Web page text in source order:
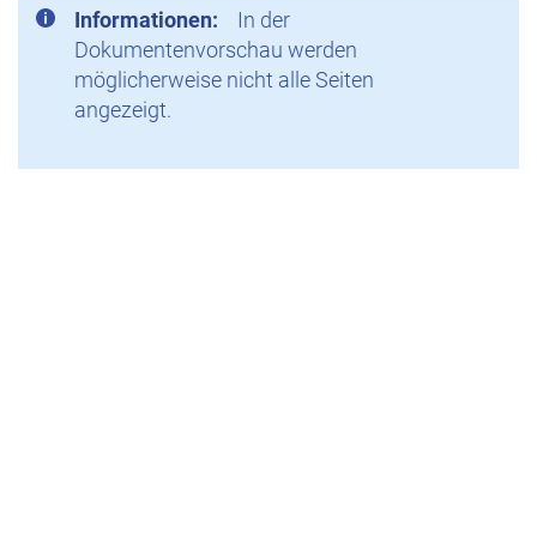
Informationen:
In der
Dokumentenvorschau werden
möglicherweise nicht alle Seiten
angezeigt.